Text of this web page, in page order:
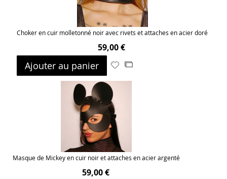
Choker en cuir molletonné noir avec rivets et attaches en acier doré
59,00 €
Ajouter au panier
AjouterAjouter
Masque de Mickey en cuir noir et attaches en acier argenté
59,00 €